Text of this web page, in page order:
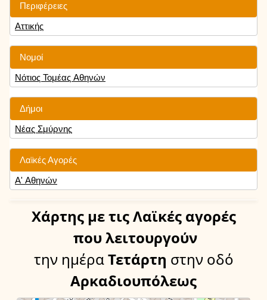
Περιφέρειες
Αττικής
Νομοί
Νότιος Τομέας Αθηνών
Δήμοι
Νέας Σμύρνης
Λαϊκές Αγορές
Α' Αθηνών
Χάρτης με τις Λαϊκές αγορές
που λειτουργούν
την ημέραΤετάρτη στην οδό
Αρκαδιουπόλεως